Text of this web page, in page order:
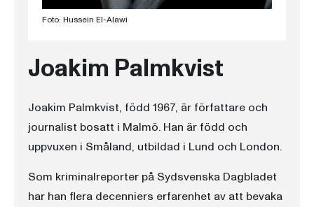
Foto: Hussein El-Alawi
Joakim Palmkvist
Joakim Palmkvist, född 1967, är författare och
journalist bosatt i Malmö. Han är född och
uppvuxen i Småland, utbildad i Lund och London.
Som kriminalreporter på Sydsvenska Dagbladet
har han flera decenniers erfarenhet av att bevaka